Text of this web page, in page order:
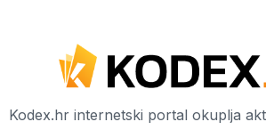
Kodex.hr internetski portal okuplja